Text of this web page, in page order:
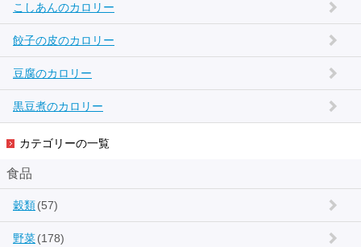
こしあんのカロリー
餃子の皮のカロリー
豆腐のカロリー
黒豆煮のカロリー
カテゴリーの一覧
食品
穀類(57)
野菜(178)